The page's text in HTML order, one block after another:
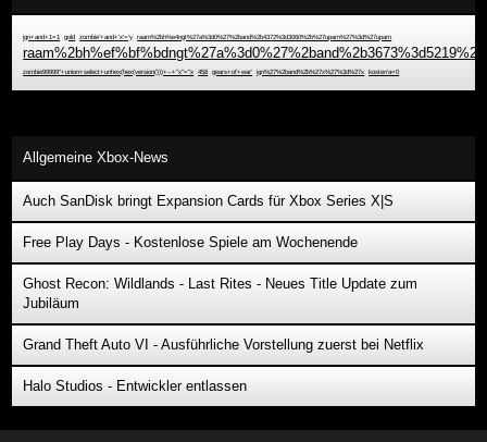
ign+and+1=1 gold zombie'+and+'x'='y raam%2bh%e4ngt%27a%3d0%27%2band%2b4372%3d3060%2b%27upam%27%3d%27upam
zombie99999"+union+select+unhex(hex(version()))+--+"x"="x 458 gears+of+war' ign%27%2band%2b%27x%27%3d%27x kosten'a=0
Allgemeine Xbox-News
Auch SanDisk bringt Expansion Cards für Xbox Series X|S
Free Play Days - Kostenlose Spiele am Wochenende
Ghost Recon: Wildlands - Last Rites - Neues Title Update zum
Jubiläum
Grand Theft Auto VI - Ausführliche Vorstellung zuerst bei Netflix
Halo Studios - Entwickler entlassen